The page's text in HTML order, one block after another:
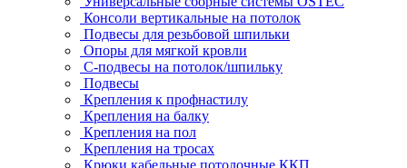
Консоли вертикальные на потолок
Подвесы для резьбовой шпильки
Опоры для мягкой кровли
С-подвесы на потолок/шпильку
Подвесы
Крепления к профнастилу
Крепления на балку
Крепления на пол
Крепления на тросах
Крюки кабельные потолочные ККП